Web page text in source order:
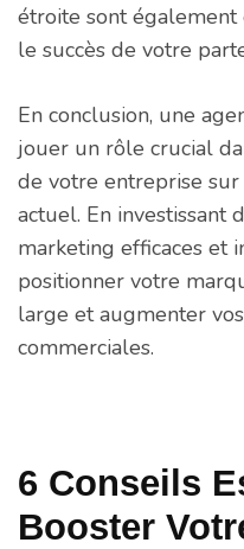
étroite sont
le succès de votre
En conclusion, une
jouer un rôle crucial
de votre entreprise
actuel. En investissant
marketing efficaces et
positionner votre
large et augmenter
commerciales.
6 Conseils
Booster